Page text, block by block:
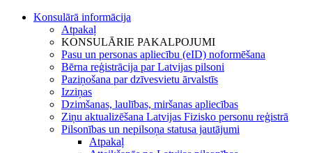
Konsulārā informācija
Atpakaļ
KONSULĀRIE PAKALPOJUMI
Pasu un personas apliecību (eID) noformēšana
Bērna reģistrācija par Latvijas pilsoni
Paziņošana par dzīvesvietu ārvalstīs
Izziņas
Dzimšanas, laulības, miršanas apliecības
Ziņu aktualizēšana Latvijas Fizisko personu reģistrā
Pilsonības un nepilsoņa statusa jautājumi
Atpakaļ